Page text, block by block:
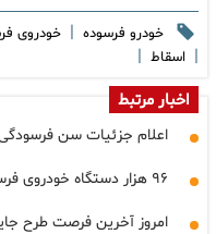
خودرو فرسوده | خودروی
| اسقاط |
اخبار مرتبط
اعلام جزئیات سن
۹۶ هزار دستگاه خودروی فرسوده اسقاط خواهدشد
امروز آخرین فرصت طرح